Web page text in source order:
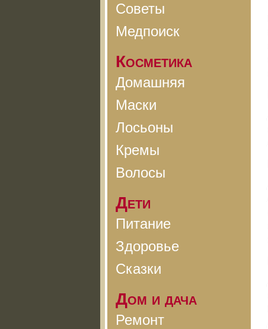
Советы
Медпоиск
Косметика
Домашняя
Маски
Лосьоны
Кремы
Волосы
Дети
Питание
Здоровье
Сказки
Дом и дача
Ремонт